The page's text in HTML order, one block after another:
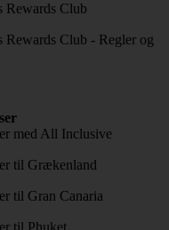
Rewards Club
Rewards Club - Regler og
med All Inclusive
til Grækenland
til Gran Canaria
til Phuket